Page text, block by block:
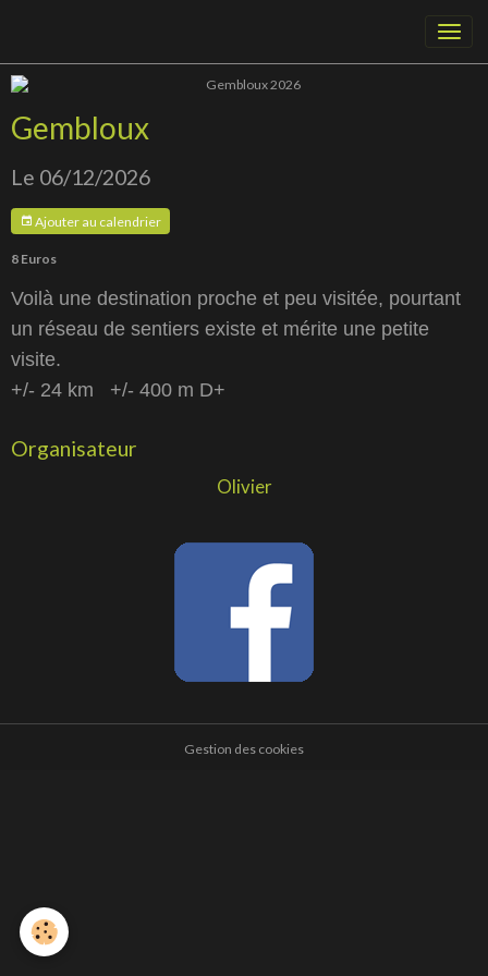
Gembloux
Le 06/12/2026
Ajouter au calendrier
8 Euros
Voilà une destination proche et peu visitée, pourtant
un réseau de sentiers existe et mérite une petite
visite.
+/- 24 km +/- 400 m D+
Organisateur
Olivier
Gestion des cookies